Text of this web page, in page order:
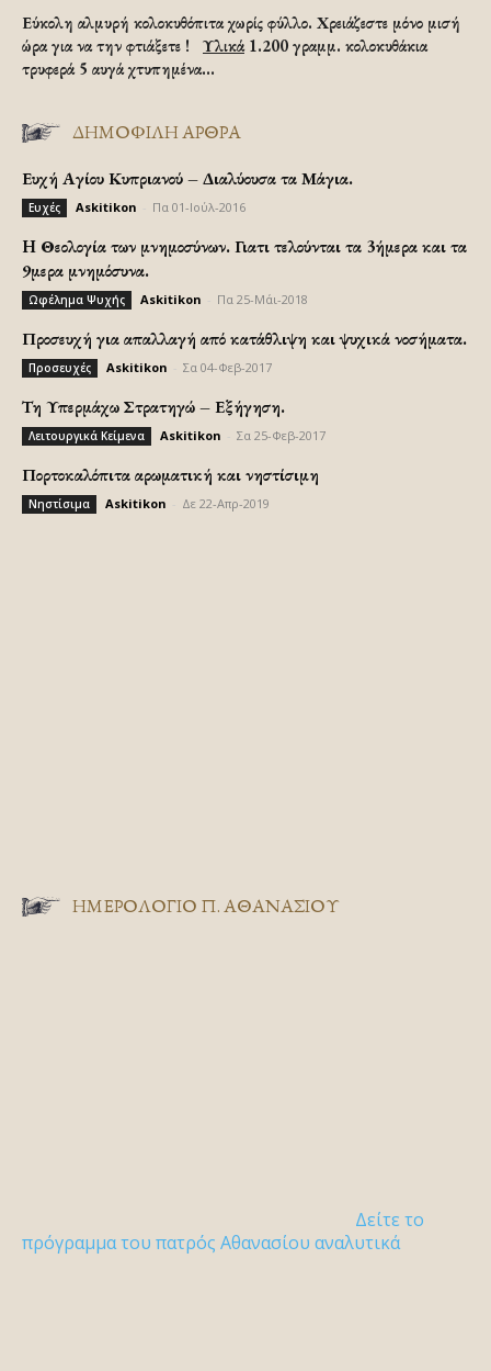
Εύκολη αλμυρή κολοκυθόπιτα χωρίς φύλλο. Χρειάζεστε μόνο μισή
ώρα για να την φτιάξετε !
Υλικά1.200 γραμμ. κολοκυθάκια
τρυφερά 5 αυγά χτυπημένα...
ΔΗΜΟΦΙΛΗ ΑΡΘΡΑ
Ευχή Αγίου Κυπριανού – Διαλύουσα τα Μάγια.
Ευχές Askitikon Πα 01-Ιούλ-2016
H Θεολογία των μνημοσύνων. Γιατι τελούνται τα 3ήμερα και τα
9μερα μνημόσυνα.
Ωφέλημα Ψυχής Askitikon Πα 25-Μάι-2018
Προσευχή για απαλλαγή από κατάθλιψη και ψυχικά νοσήματα.
Προσευχές Askitikon Σα 04-Φεβ-2017
Τη Υπερμάχω Στρατηγώ – Εξήγηση.
Λειτουργικά Κείμενα Askitikon Σα 25-Φεβ-2017
Πορτοκαλόπιτα αρωματική και νηστίσιμη
Νηστίσιμα Askitikon Δε 22-Απρ-2019
ΗΜΕΡΟΛΟΓΙΟ Π. ΑΘΑΝΑΣΙΟΥ
Δείτε το
πρόγραμμα του πατρός Αθανασίου αναλυτικά